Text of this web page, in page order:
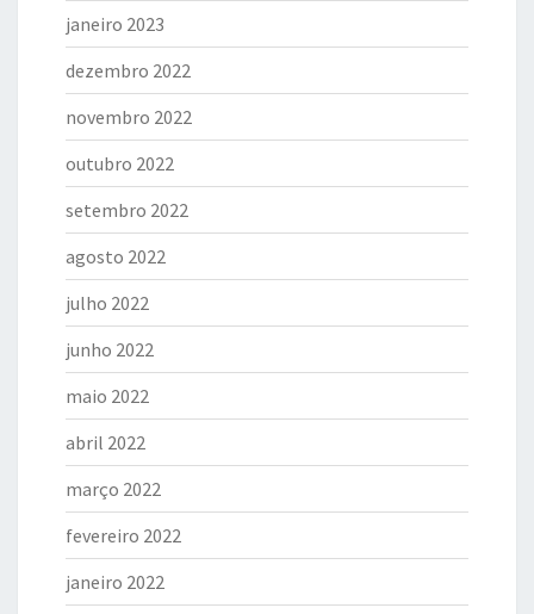
janeiro 2023
dezembro 2022
novembro 2022
outubro 2022
setembro 2022
agosto 2022
julho 2022
junho 2022
maio 2022
abril 2022
março 2022
fevereiro 2022
janeiro 2022